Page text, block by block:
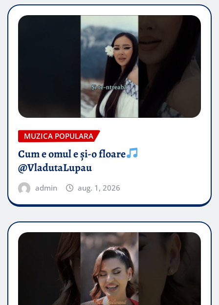
MUZICA POPULARA
Cum e omul e și-o floare
@VladutaLupau
admin aug. 1, 2026